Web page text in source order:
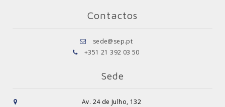
Contactos
sede@sep.pt
+351 21 392 03 50
Sede
Av. 24 de Julho, 132